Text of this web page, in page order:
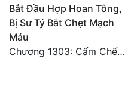
Bắt Đầu Hợp Hoan Tông,
Bị Sư Tỷ Bắt Chẹt Mạch
Máu
Chương 1303: Cấm Chế (Kết phần 1)